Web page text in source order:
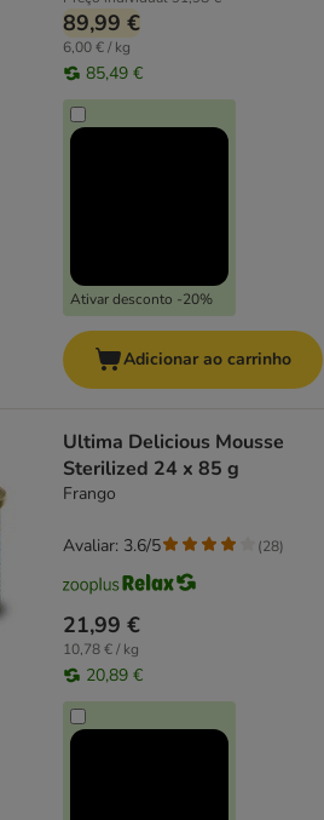
89,99 €
6,00 € / kg
85,49 €
Ativar desconto -20%
Adicionar ao carrinho
Ultima Delicious Mousse
Sterilized 24 x 85 g
Frango
21,99 €
10,78 € / kg
20,89 €
Avaliar: 3.6/5 (28)